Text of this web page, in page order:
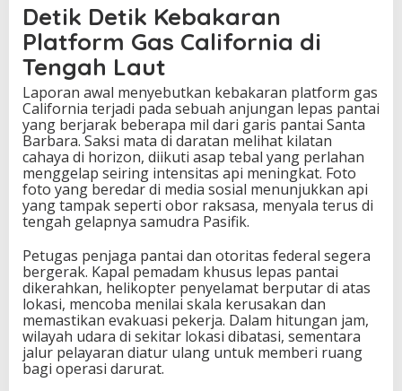
a
b
a
F
o
t
o
-
F
o
o
n
y
a
B
i
k
Detik Detik Kebakaran
Platform Gas California di
Tengah Laut
Laporan awal menyebutkan kebakaran platform gas
California terjadi pada sebuah anjungan lepas pantai
yang berjarak beberapa mil dari garis pantai Santa
Barbara. Saksi mata di daratan melihat kilatan
cahaya di horizon, diikuti asap tebal yang perlahan
menggelap seiring intensitas api meningkat. Foto
foto yang beredar di media sosial menunjukkan api
yang tampak seperti obor raksasa, menyala terus di
tengah gelapnya samudra Pasifik.
Petugas penjaga pantai dan otoritas federal segera
bergerak. Kapal pemadam khusus lepas pantai
dikerahkan, helikopter penyelamat berputar di atas
lokasi, mencoba menilai skala kerusakan dan
memastikan evakuasi pekerja. Dalam hitungan jam,
wilayah udara di sekitar lokasi dibatasi, sementara
jalur pelayaran diatur ulang untuk memberi ruang
bagi operasi darurat.